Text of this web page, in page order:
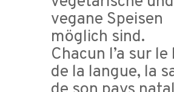
vegane Speisen
möglich sind.
Chacun l’a sur
de la langue, la